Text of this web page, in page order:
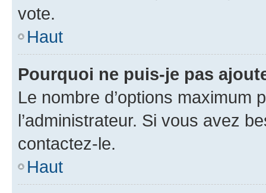
vote.
Haut
Pourquoi ne puis-je pas
Le nombre d’options maximum
l’administrateur. Si vous avez
contactez-le.
Haut